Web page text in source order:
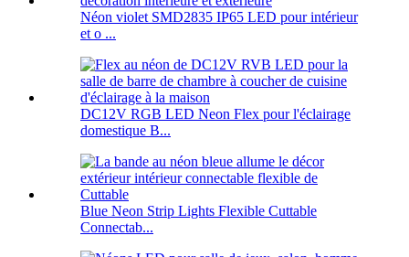
Néon violet SMD2835 IP65 LED pour intérieur
et o ...
DC12V RGB LED Neon Flex pour l'éclairage
domestique B...
Blue Neon Strip Lights Flexible Cuttable
Connectab...